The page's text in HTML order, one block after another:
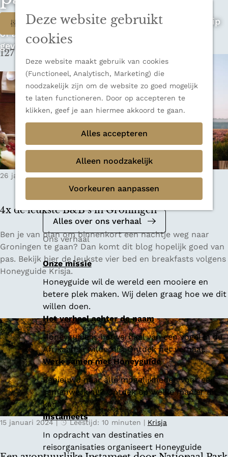
Deze website gebruikt
cookies
Deze website maakt gebruik van cookies
(Functioneel, Analytisch, Marketing) die
noodzakelijk zijn om de website zo goed mogelijk
te laten functioneren. Door op accepteren te
klikken, geef je aan hiermee akkoord te gaan.
Alles accepteren
Alleen noodzakelijk
Voorkeuren aanpassen
n
a
r
e
h
o
p
a
g
e
u
Thema's
Verborgen parels
Mediakit 2026
Bekijk de mediakit en ontdek de
mogelijkheden om samen te werken.
Alles over ons verhaal
Ons verhaal
Onze missie
Honeyguide wil de wereld een mooiere en
betere plek maken. Wij delen graag hoe we dit
willen doen.
Het verhaal achter de naam
Honeyguide is het verhaal van een vogel in de
Afrikaanse wildernis. Ontdek het verhaal.
Werk samen met Honeyguide
Benieuwd naar alle mogelijkheden voor een
samenwerking? Ontdek op welke manier dit
kan.
Instameets
In opdracht van destinaties en
reisorganisaties organiseert Honeyguide
Op zoek naar de ultieme rondreis, een stedentrip
of avontuur in de natuur? Onze Honeyguides
geven je alle inspiratie.
W
a
t
z
o
k
j
e
Filter
127 t/m 135 van 348 resultaten
4x de leukste B&B’s in Groningen
26 januari 2024
4
x
d
e
k
s
t
e
B
&
B
’
s
G
Ben je van plan om binnenkort een nachtje weg naar
Groningen te gaan? Dan komt dit blog hopelijk goed van
pas. Bekijk hier de leukste vier bed en breakfasts volgens
Honeyguide Krisja.
15 januari 2024 | Leestijd: 10 minuten | Krisja